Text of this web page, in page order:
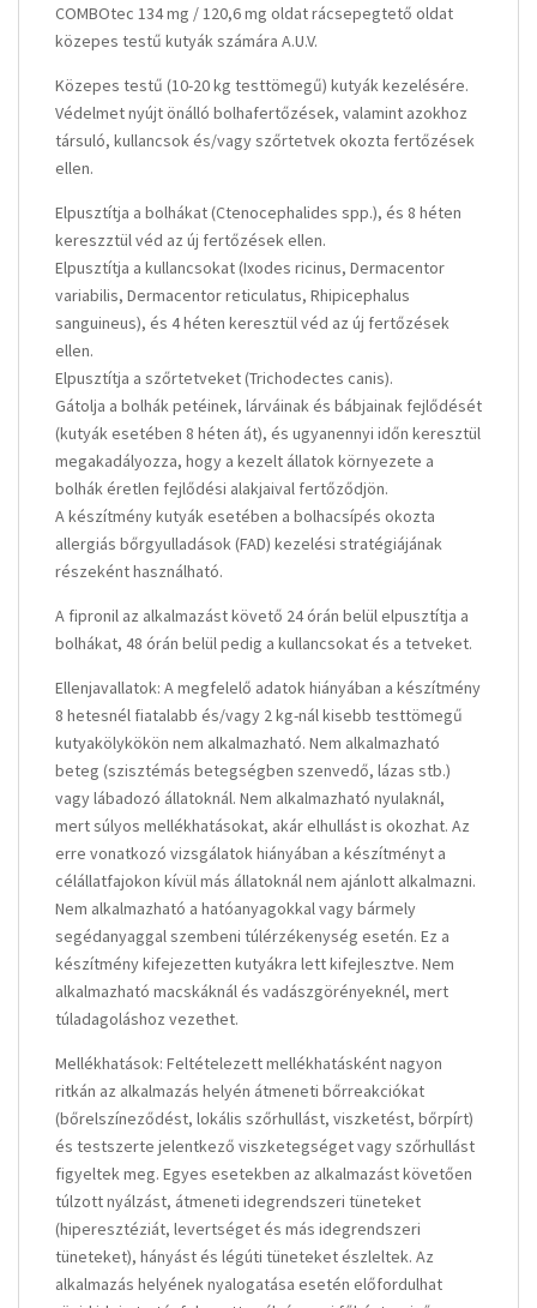
COMBOtec 134 mg / 120,6 mg oldat rácsepegtető oldat
közepes testű kutyák számára A.U.V.
Közepes testű (10-20 kg testtömegű) kutyák kezelésére.
Védelmet nyújt önálló bolhafertőzések, valamint azokhoz
társuló, kullancsok és/vagy szőrtetvek okozta fertőzések
ellen.
Elpusztítja a bolhákat (Ctenocephalides spp.), és 8 héten
kereszztül véd az új fertőzések ellen.
Elpusztítja a kullancsokat (Ixodes ricinus, Dermacentor
variabilis, Dermacentor reticulatus, Rhipicephalus
sanguineus), és 4 héten keresztül véd az új fertőzések
ellen.
Elpusztítja a szőrtetveket (Trichodectes canis).
Gátolja a bolhák petéinek, lárváinak és bábjainak fejlődését
(kutyák esetében 8 héten át), és ugyanennyi időn keresztül
megakadályozza, hogy a kezelt állatok környezete a
bolhák éretlen fejlődési alakjaival fertőződjön.
A készítmény kutyák esetében a bolhacsípés okozta
allergiás bőrgyulladások (FAD) kezelési stratégiájának
részeként használható.
A fipronil az alkalmazást követő 24 órán belül elpusztítja a
bolhákat, 48 órán belül pedig a kullancsokat és a tetveket.
Ellenjavallatok: A megfelelő adatok hiányában a készítmény
8 hetesnél fiatalabb és/vagy 2 kg-nál kisebb testtömegű
kutyakölykökön nem alkalmazható. Nem alkalmazható
beteg (szisztémás betegségben szenvedő, lázas stb.)
vagy lábadozó állatoknál. Nem alkalmazható nyulaknál,
mert súlyos mellékhatásokat, akár elhullást is okozhat. Az
erre vonatkozó vizsgálatok hiányában a készítményt a
célállatfajokon kívül más állatoknál nem ajánlott alkalmazni.
Nem alkalmazható a hatóanyagokkal vagy bármely
segédanyaggal szembeni túlérzékenység esetén. Ez a
készítmény kifejezetten kutyákra lett kifejlesztve. Nem
alkalmazható macskáknál és vadászgörényeknél, mert
túladagoláshoz vezethet.
Mellékhatások: Feltételezett mellékhatásként nagyon
ritkán az alkalmazás helyén átmeneti bőrreakciókat
(bőrelszíneződést, lokális szőrhullást, viszketést, bőrpírt)
és testszerte jelentkező viszketegséget vagy szőrhullást
figyeltek meg. Egyes esetekben az alkalmazást követően
túlzott nyálzást, átmeneti idegrendszeri tüneteket
(hiperesztéziát, levertséget és más idegrendszeri
tüneteket), hányást és légúti tüneteket észleltek. Az
alkalmazás helyének nyalogatása esetén előfordulhat